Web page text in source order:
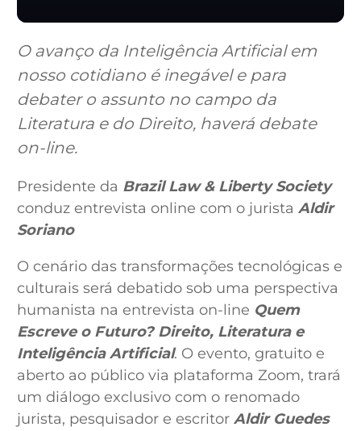
O avanço da Inteligência Artificial em
nosso cotidiano é inegável e para
debater o assunto no campo da
Literatura e do Direito, haverá debate
on-line.
Presidente da Brazil Law & Liberty Society
conduz entrevista online com o jurista Aldir
Soriano
O cenário das transformações tecnológicas e
culturais será debatido sob uma perspectiva
humanista na entrevista on-line Quem
Escreve o Futuro? Direito, Literatura e
Inteligência Artificial. O evento, gratuito e
aberto ao público via plataforma Zoom, trará
um diálogo exclusivo com o renomado
jurista, pesquisador e escritor Aldir Guedes